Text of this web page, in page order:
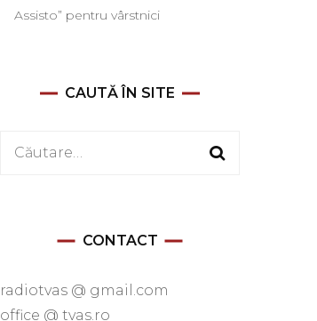
Assisto” pentru vârstnici
CAUTĂ ÎN SITE
Caută
CONTACT
radiotvas @ gmail.com
office @ tvas.ro